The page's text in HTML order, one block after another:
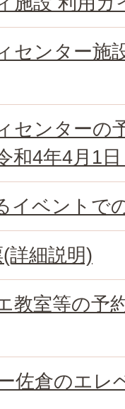
センター施
センターの
和4年4月1
イベントで
詳細説明)
教室等の予
佐倉のエレ